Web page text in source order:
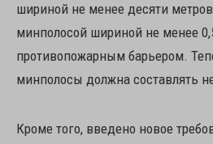
шириной не менее десяти
минполосой шириной не менее
противопожарным барьером.
минполосы должна составлять
Кроме того, введено новое